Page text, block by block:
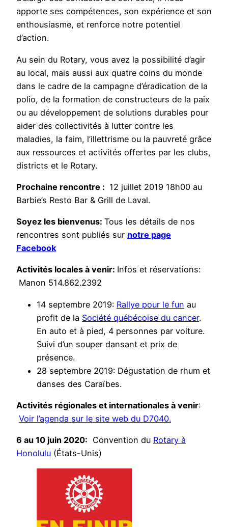
apporte ses compétences, son expérience et son
enthousiasme, et renforce notre potentiel
d’action.
Au sein du Rotary, vous avez la possibilité d’agir
au local, mais aussi aux quatre coins du monde
dans le cadre de la campagne d’éradication de la
polio, de la formation de constructeurs de la paix
ou au développement de solutions durables pour
aider des collectivités à lutter contre les
maladies, la faim, l’illettrisme ou la pauvreté grâce
aux ressources et activités offertes par les clubs,
districts et le Rotary.
Prochaine rencontre : 12 juillet 2019 18h00 au
Barbie’s Resto Bar & Grill de Laval.
Soyez les bienvenus: Tous les détails de nos
rencontres sont publiés sur notre page
Facebook
Activités locales à venir: Infos et réservations:
Manon 514.862.2392
14 septembre 2019: Rallye pour le fun au
profit de la Société québécoise du cancer.
En auto et à pied, 4 personnes par voiture.
Suivi d’un souper dansant et prix de
présence.
28 septembre 2019: Dégustation de rhum et
danses des Caraïbes.
Activités régionales et internationales à venir:
Voir l’agenda sur le site web du D7040.
6 au 10 juin 2020: Convention du Rotary à
Honolulu (États-Unis)